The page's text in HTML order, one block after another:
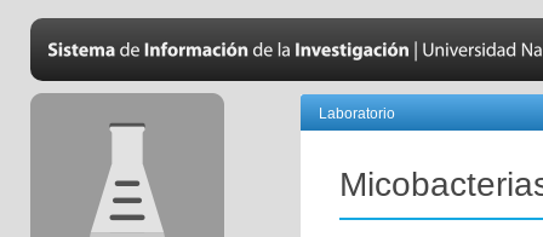
Laboratorio